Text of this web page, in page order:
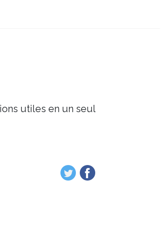
utiles en un seul